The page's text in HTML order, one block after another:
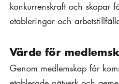
konkurrenskraft och skapar
etableringar och
Värde för
Genom medlemskap får